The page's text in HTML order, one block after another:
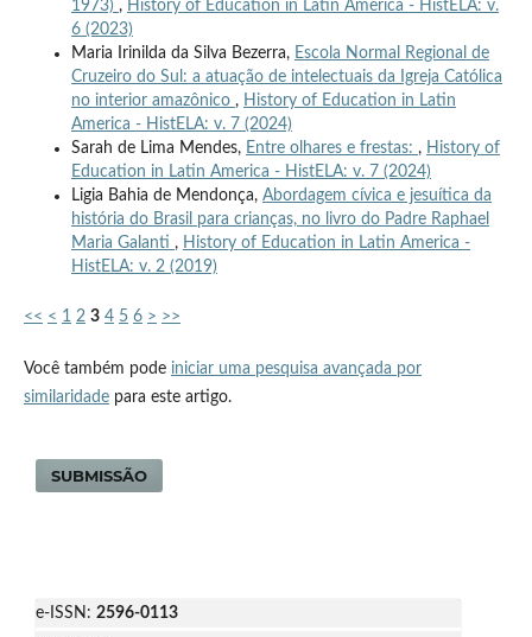
1973) , History of Education in Latin America - HistELA: v.
6 (2023)
Maria Irinilda da Silva Bezerra, Escola Normal Regional de
Cruzeiro do Sul: a atuação de intelectuais da Igreja Católica
no interior amazônico , History of Education in Latin
America - HistELA: v. 7 (2024)
Sarah de Lima Mendes, Entre olhares e frestas: , History of
Education in Latin America - HistELA: v. 7 (2024)
Ligia Bahia de Mendonça, Abordagem cívica e jesuítica da
história do Brasil para crianças, no livro do Padre Raphael
Maria Galanti , History of Education in Latin America -
HistELA: v. 2 (2019)
<< < 1 2 3 4 5 6 > >>
Você também pode iniciar uma pesquisa avançada por
similaridadepara este artigo.
SUBMISSÃO
e-ISSN: 2596-0113